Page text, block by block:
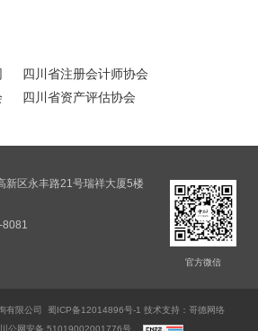
四川省注册会计师协会
四川省资产评估协会
新区永丰路21号瑞祥大厦5楼
8081
官方微信
有限公司 蜀ICP备12014896号-1 技术支持：哥德网络
川公网安备 51019002001776号